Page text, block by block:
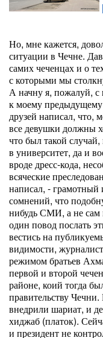
Но, мне кажется,
ситуации в Чечне.
самих чеченцах и о
с которыми мы
А начну я, пожалуй,
к моему предыдущему
друзей написал, что,
все девушки должны
что был такой
в университет, да и
вроде дресс-кода,
всяческие
написал, -
сомнений, что
нибудь СМИ, а не сам
один повод послать
вестись на
видимости,
режимом братьев
первой и второй
районе, коий тогда
правительству
внедрили шариат, и
хиджаб (платок).
и президент не